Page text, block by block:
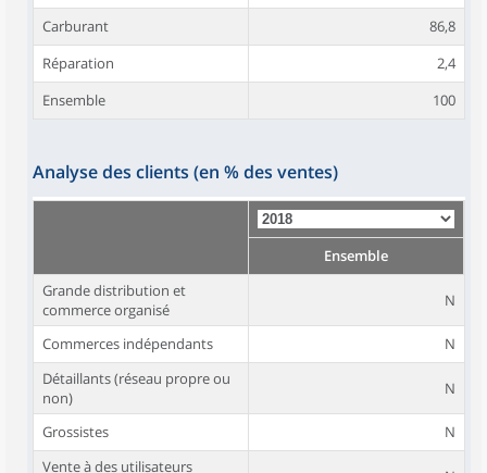
Carburant
86,8
Réparation
2,4
Ensemble
100
Analyse des clients (en % des ventes)
Ensemble
Grande distribution et
commerce organisé
N
Commerces indépendants
N
Détaillants (réseau propre ou
non)
N
Grossistes
N
Vente à des utilisateurs